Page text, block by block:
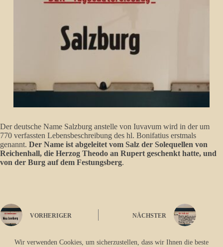
Wir verwenden Cookies, um sicherzustellen, dass wir Ihnen die beste
Der deutsche Name Salzburg anstelle von Iuvavum wird in der um
770 verfassten Lebensbeschreibung des hl. Bonifatius erstmals
genannt. Der Name ist abgeleitet vom Salz der Solequellen von
Reichenhall, die Herzog Theodo an Rupert geschenkt hatte, und
von der Burg auf dem Festungsberg.
VORHERIGER NÄCHSTER